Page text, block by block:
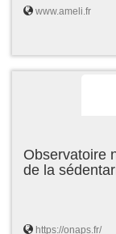
www.ameli.fr
Observatoire
de la
https://onaps.fr/